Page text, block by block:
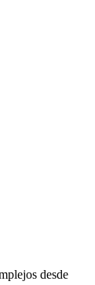
desde